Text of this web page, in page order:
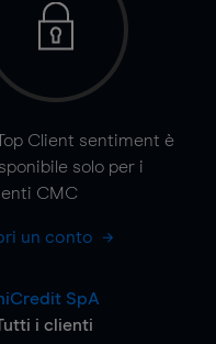
Top Client sentiment è
solo per i
CMC
un conto
SpA
i clienti